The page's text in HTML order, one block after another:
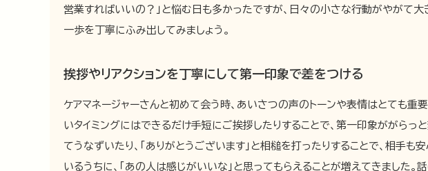
営業すればいいの？」と悩む日も多かったですが、日々の小さな行動がやがて
一歩を丁寧にふみ出してみましょう。
挨拶やリアクションを丁寧にして第一印象で差をつける
ケアマネージャーさんと初めて会う時、あいさつの声のトーンや表情はとても重
いタイミングにはできるだけ手短にご挨拶したりすることで、第一印象ががらっ
てうなずいたり、「ありがとうございます」と相槌を打ったりすることで、相手も
いるうちに、「あの人は感じがいいな」と思ってもらえることが増えてきました